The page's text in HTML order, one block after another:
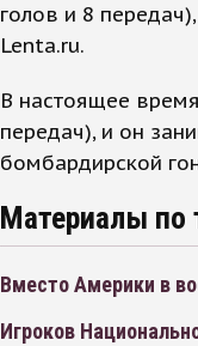
голов и 8
Lenta.ru.
В настоящее
передач), и он
бомбардирской
Материалы по
Вместо Америки в
Игроков